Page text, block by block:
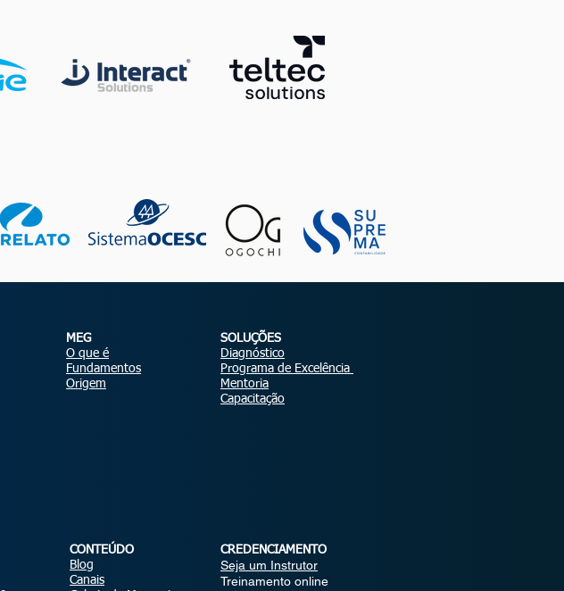
MEG
O que é
Fundamentos
Origem
SOLUÇÕES
Diagnóstico
Programa de Excelência
Mentoria
Capacitação
CONTEÚDO
Blog
Canais
CREDENCIAMENTO
Seja um Instrutor
Treinamento online